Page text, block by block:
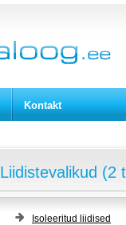
Kontakt
Liidistevalikud (2
Isoleeritud liidised